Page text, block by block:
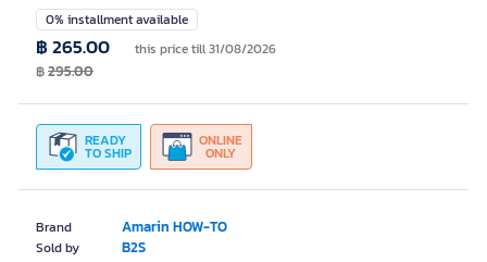
Brand Amarin HOW-TO
Sold by B2S
0% installment available
READY
TO SHIP
ONLINE
ONLY
฿ 265.00 this price till 31/08/2026
฿295.00